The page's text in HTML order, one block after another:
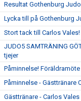
Resultat Gothenburg
Lycka till på Gothenburg
Stort tack till Carlos Vales!
JUDO5 SAMTRÄNING
tjejer
Påminnelse!
Påminnelse - Gästtränare
Gästtränare - Carlos